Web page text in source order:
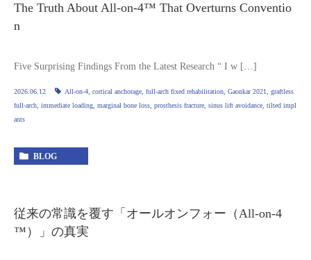
The Truth About All‑on‑4™ That Overturns Conventio
n
Five Surprising Findings From the Latest Research “ I w […]
2026.06.12 All‑on‑4, cortical anchorage, full‑arch fixed rehabilitation, Gaonkar 2021, graftless
full‑arch, immediate loading, marginal bone loss, prosthesis fracture, sinus lift avoidance, tilted impl
ants
BLOG
従来の常識を覆す「オールオンフォー（All-on-4
™）」の真実